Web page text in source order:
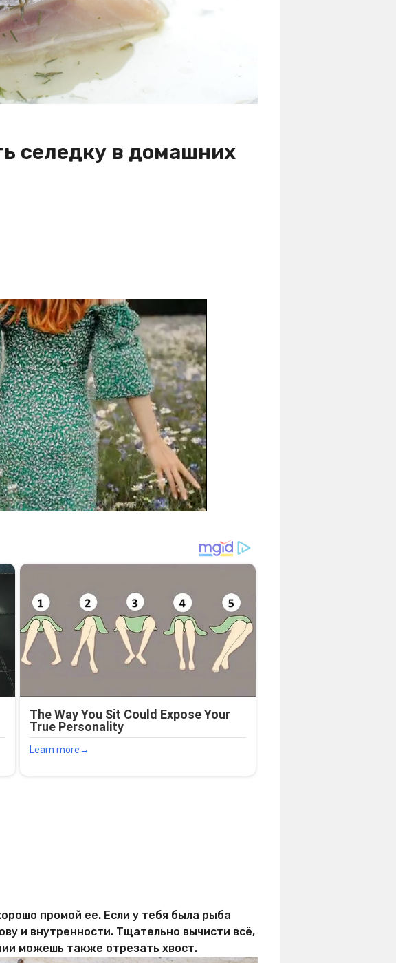
селедку в домашних
промой ее. Если у тебя была рыба
и внутренности. Тщательно вычисти всё,
можешь также отрезать хвост.